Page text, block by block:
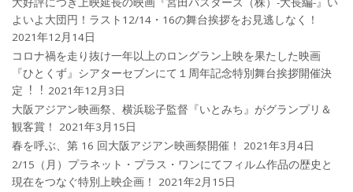
よいよ大団円！ラスト12/14・16の舞台挨拶をお見逃しなく！
2021年12月14日
コロナ禍を⾛り抜け⼀年以上のロングラン上映を果たした映画
『ひとくず』シアターセブンにて１周年記念特別舞台挨拶開催決
定︕︕ 2021年12月3日
大阪アジアン映画祭、横浜聡子監督『いとみち』がグランプリ＆
観客賞！
2021年3月15日
春を呼ぶ、第 16 回大阪アジアン映画祭開催！
2021年3月4日
2/15（月）プラネット・プラス・ワンにてフィルム作品の歴史と
現在をつなぐ特別上映企画！
2021年2月15日